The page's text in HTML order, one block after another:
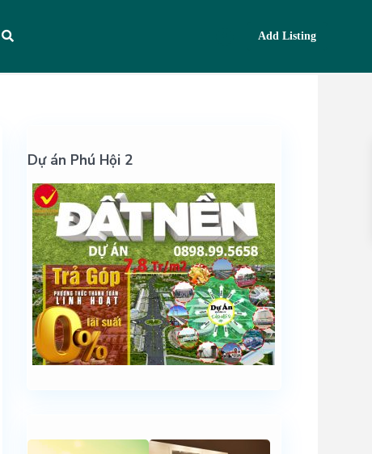
Add Listing
Dự án Phú Hội 2